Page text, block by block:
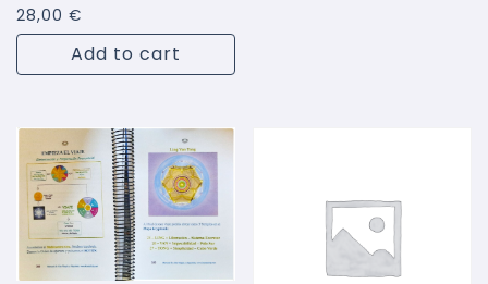
28,00 €
Add to cart